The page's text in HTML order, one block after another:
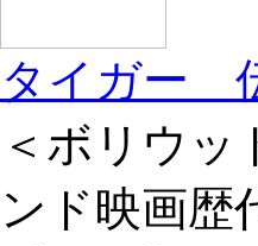
タイガー
＜ボリウ
ンド映画歴